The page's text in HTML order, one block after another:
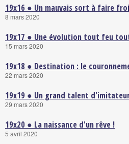
19x16 ● Un mauvais sort à faire
8 mars 2020
19x17 ● Une évolution tout feu
15 mars 2020
19x18 ● Destination : le
22 mars 2020
19x19 ● Un grand talent
29 mars 2020
19x20 ● La naissance d'un rêve !
5 avril 2020